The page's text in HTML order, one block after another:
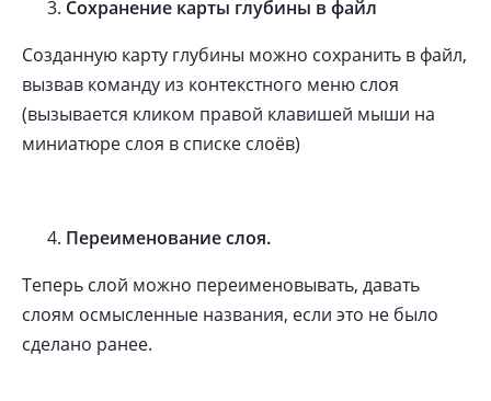
Сохранение карты глубины в файл
Созданную карту глубины можно сохранить в файл,
вызвав команду из контекстного меню слоя
(вызывается кликом правой клавишей мыши на
миниатюре слоя в списке слоёв)
Переименование слоя.
Теперь слой можно переименовывать, давать
слоям осмысленные названия, если это не было
сделано ранее.